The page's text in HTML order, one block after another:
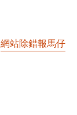
網站除錯報馬仔